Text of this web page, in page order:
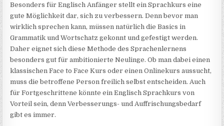
Besonders für Englisch Anfänger stellt ein Sprachkurs eine
gute Möglichkeit dar, sich zu verbessern. Denn bevor man
wirklich sprechen kann, müssen natürlich die Basics in
Grammatik und Wortschatz gekonnt und gefestigt werden.
Daher eignet sich diese Methode des Sprachenlernens
besonders gut für ambitionierte Neulinge. Ob man dabei einen
klassischen Face to Face Kurs oder einen Onlinekurs aussucht,
muss die betroffene Person freilich selbst entscheiden. Auch
für Fortgeschrittene könnte ein Englisch Sprachkurs von
Vorteil sein, denn Verbesserungs- und Auffrischungsbedarf
gibt es immer.